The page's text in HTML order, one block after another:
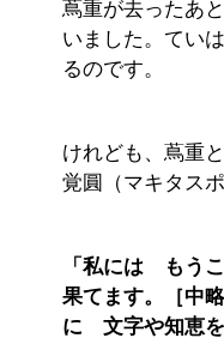
蔦重が去ったあ
いました。てい
るのです。
けれども、蔦重
覚圓（マキタス
「私には もう
果てます。［中
に 文字や知恵